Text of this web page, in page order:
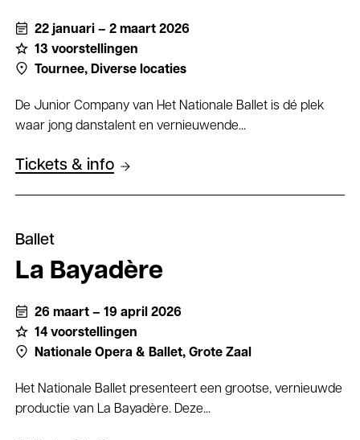
22 januari – 2 maart 2026
13 voorstellingen
Tournee, Diverse locaties
De Junior Company van Het Nationale Ballet is dé plek
waar jong danstalent en vernieuwende...
Tickets & info
Ballet
La Bayadère
26 maart – 19 april 2026
14 voorstellingen
Nationale Opera & Ballet, Grote Zaal
Het Nationale Ballet presenteert een grootse, vernieuwde
productie van La Bayadère. Deze...